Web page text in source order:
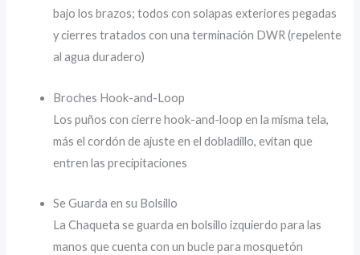
bajo los brazos; todos con solapas exteriores pegadas
y cierres tratados con una terminación DWR (repelente
al agua duradero)
Broches Hook-and-Loop
Los puños con cierre hook-and-loop en la misma tela,
más el cordón de ajuste en el dobladillo, evitan que
entren las precipitaciones
Se Guarda en su Bolsillo
La Chaqueta se guarda en bolsillo izquierdo para las
manos que cuenta con un bucle para mosquetón